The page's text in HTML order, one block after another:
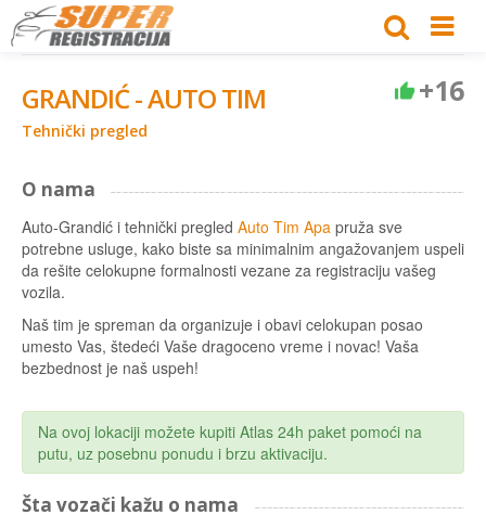
GRANDIĆ - AUTO TIM
Tehnički pregled
+16
O nama
Auto-Grandić i tehnički pregled Auto Tim Apa pruža sve
potrebne usluge, kako biste sa minimalnim angažovanjem uspeli
da rešite celokupne formalnosti vezane za registraciju vašeg
vozila.
Naš tim je spreman da organizuje i obavi celokupan posao
umesto Vas, štedeći Vaše dragoceno vreme i novac! Vaša
bezbednost je naš uspeh!
Na ovoj lokaciji možete kupiti Atlas 24h paket pomoći na
putu, uz posebnu ponudu i brzu aktivaciju.
Šta vozači kažu o nama